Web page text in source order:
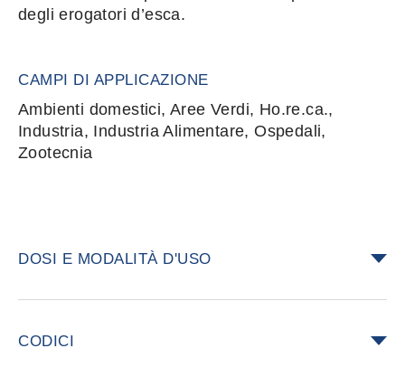
degli erogatori d’esca.
CAMPI DI APPLICAZIONE
Ambienti domestici, Aree Verdi, Ho.re.ca.,
Industria, Industria Alimentare, Ospedali,
Zootecnia
DOSI E MODALITÀ D'USO
orizzontali o verticali privilegiando i bordi a
CODICI